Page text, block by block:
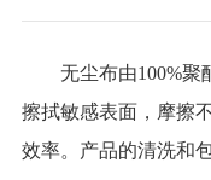
无尘布由100%聚
擦拭敏感表面，摩擦
效率。产品的清洗和